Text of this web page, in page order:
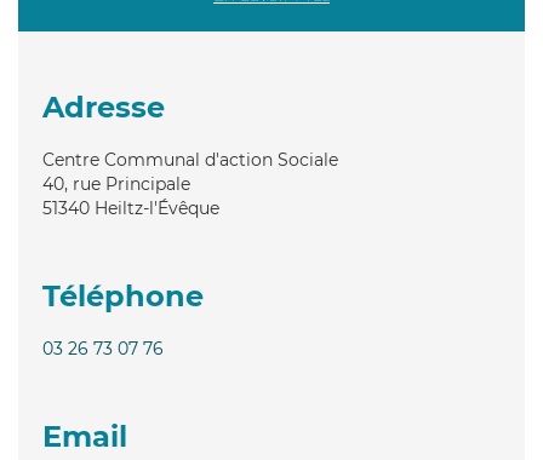
Adresse
Centre Communal d'action Sociale
40, rue Principale
51340 Heiltz-l'Évêque
Téléphone
03 26 73 07 76
Email